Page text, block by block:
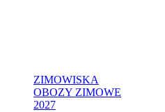
ZIMOWISKA
OBOZY ZIMOWE
2027